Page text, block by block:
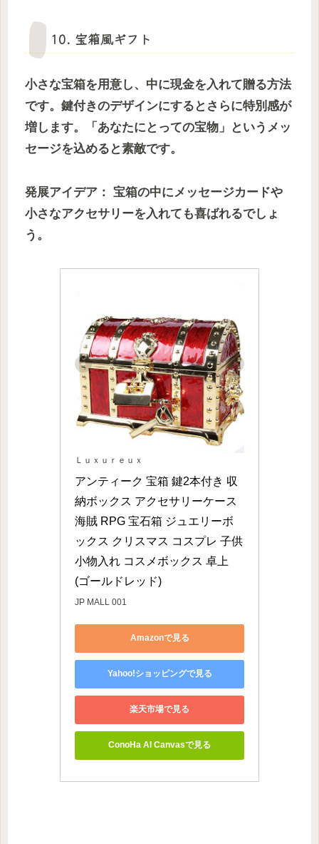
10. 宝箱風ギフト
小さな宝箱を用意し、中に現金を入れて贈る方法
です。鍵付きのデザインにするとさらに特別感が
増します。「あなたにとっての宝物」というメッ
セージを込めると素敵です。
発展アイデア： 宝箱の中にメッセージカードや
小さなアクセサリーを入れても喜ばれるでしょ
う。
Ｌｕｘｕｒｅｕｘ
アンティーク 宝箱 鍵2本付き 収
納ボックス アクセサリーケース
海賊 RPG 宝石箱 ジュエリーボ
ックス クリスマス コスプレ 子供
小物入れ コスメボックス 卓上
(ゴールドレッド)
JP MALL 001
Amazonで見る
Yahoo!ショッピングで見る
楽天市場で見る
ConoHa AI Canvasで見る